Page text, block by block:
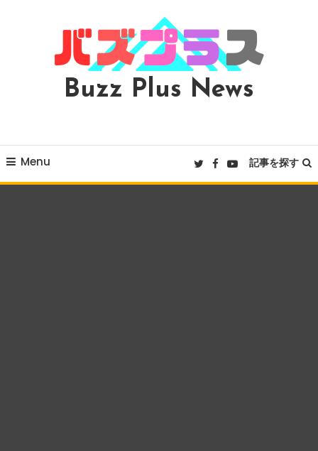
Buzz Plus News
Menu 記事を探す